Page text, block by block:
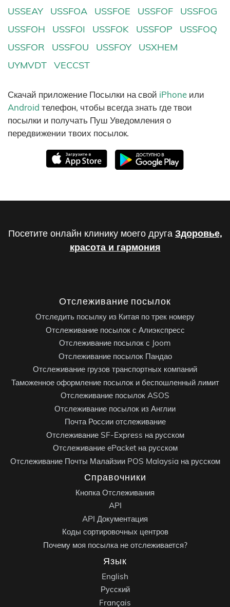
USSEAY
USSFOA USSFOE USSFOF
USSFOG
USSFOH
USSFOI USSFOK USSFOP
USSFOQ
USSFOR
USSFOU USSFOY
USXHEM
UYMVDT
VECCST
Скачай приложение Посылки на свой iPhone или
Android телефон, чтобы всегда знать где твои
посылки и получать Пуш Уведомления о
передвижении твоих посылок.
Посетите онлайн клинику моего друга Здоровье,
красота и гармония
Отслеживание посылок
Отследить посылку из Китая по трек номеру
Отслеживание посылок с Алиэкспресс
Отслеживание посылок с Joom
Отслеживание посылок Пандао
Отслеживание грузов транспортных компаний
Таможенное оформление посылок и беспошленный лимит
Отслеживание посылок ASOS
Отслеживание посылок из Англии
Почта России отслеживание
Отслеживание SF-Express на русском
Отслеживание ePacket на русском
Отслеживание Почты Малайзии POS Malaysia на русском
Справочники
Кнопка Отслеживания
API
API Документация
Коды сортировочных центров
Почему моя посылка не отслеживается?
Язык
English
Русский
Français